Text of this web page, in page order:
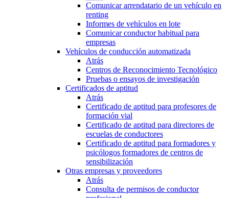
Comunicar arrendatario de un vehículo en
renting
Informes de vehículos en lote
Comunicar conductor habitual para
empresas
Vehículos de conducción automatizada
Atrás
Centros de Reconocimiento Tecnológico
Pruebas o ensayos de investigación
Certificados de aptitud
Atrás
Certificado de aptitud para profesores de
formación vial
Certificado de aptitud para directores de
escuelas de conductores
Certificado de aptitud para formadores y
psicólogos formadores de centros de
sensibilización
Otras empresas y proveedores
Atrás
Consulta de permisos de conductor